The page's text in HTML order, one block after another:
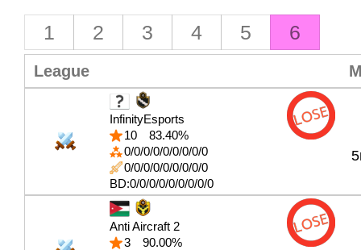
1 2 3 4 5 6
League
InfinityEsports
10
83.40%
0/0/0/0/0/0/0/0/0
0/0/0/0/0/0/0/0/0
BD:0/0/0/0/0/0/0/0/0
Anti Aircraft 2
3
90.00%